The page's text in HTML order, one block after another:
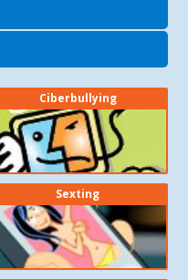
Ciberbullying
Sexting